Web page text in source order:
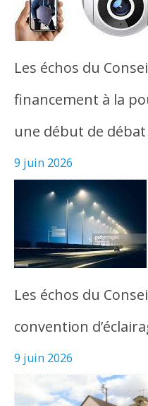
Les échos du
financement à la
une début de
9 juin 2026
Les échos du
convention
9 juin 2026